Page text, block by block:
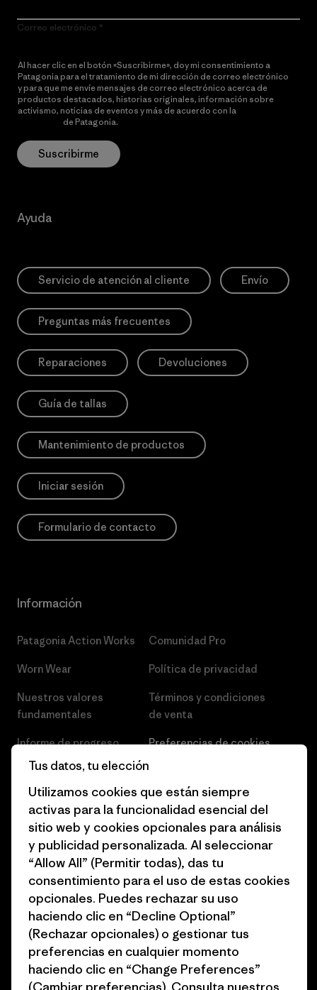
Correo electrónico
Al hacer clic en el botón «Suscribirme», doy mi consentimiento a
Patagonia para el tratamiento de mi dirección de correo electrónico
y para que me envíe mensajes de correo electrónico acerca de
productos destacados, historias originales, información sobre
activismo, noticias de eventos y más de acuerdo con la
de Patagonia.
Suscribirme
Ayuda
Servicio de atención al cliente Envío
Preguntas más frecuentes
Reparaciones Devoluciones
Guía de tallas
Mantenimiento de productos
Iniciar sesión
Formulario de contacto
Información
Patagonia Action Works
Worn Wear
Nuestros valores
fundamentales
Informe de progreso
Business Unusual
Objetivos climáticos
1% for the Planet
Cómo financiamos
Tarjetas regalo
Encuentra una tienda
Comunidad Pro
Política de privacidad
Términos y condiciones
de venta
Preferencias de cookies
Empleo
Prensa
Programa para profesionales
del sector
Programa de afiliados
Mapa del sitio Patagonia
España
Tus datos, tu elección
Utilizamos cookies que están siempre
activas para la funcionalidad esencial del
sitio web y cookies opcionales para análisis
y publicidad personalizada. Al seleccionar
“Allow All” (Permitir todas), das tu
consentimiento para el uso de estas cookies
opcionales. Puedes rechazar su uso
haciendo clic en “Decline Optional”
(Rechazar opcionales) o gestionar tus
preferencias en cualquier momento
haciendo clic en “Change Preferences”